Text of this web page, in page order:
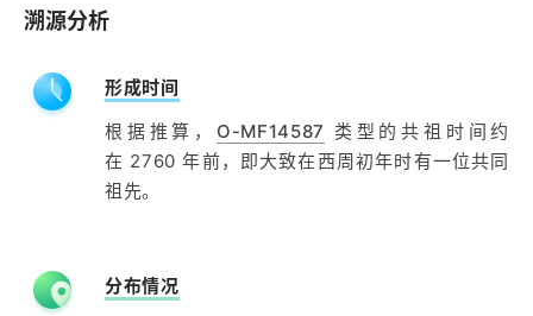
溯源分析
形成时间
根据推算， O-MF14587 类型的共祖时间约
在 2760 年前，即大致在西周初年时有一位共同
祖先。
分布情况